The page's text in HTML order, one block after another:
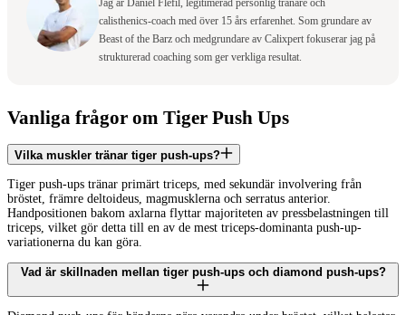
Jag är Daniel Flefil, legitimerad personlig tränare och
calisthenics-coach med över 15 års erfarenhet. Som grundare av
Beast of the Barz och medgrundare av Calixpert fokuserar jag på
strukturerad coaching som ger verkliga resultat.
Vanliga frågor om Tiger Push Ups
Vilka muskler tränar tiger push-ups?
Tiger push-ups tränar primärt triceps, med sekundär involvering från
bröstet, främre deltoideus, magmusklerna och serratus anterior.
Handpositionen bakom axlarna flyttar majoriteten av pressbelastningen till
triceps, vilket gör detta till en av de mest triceps-dominanta push-up-
variationerna du kan göra.
Vad är skillnaden mellan tiger push-ups och diamond push-ups?